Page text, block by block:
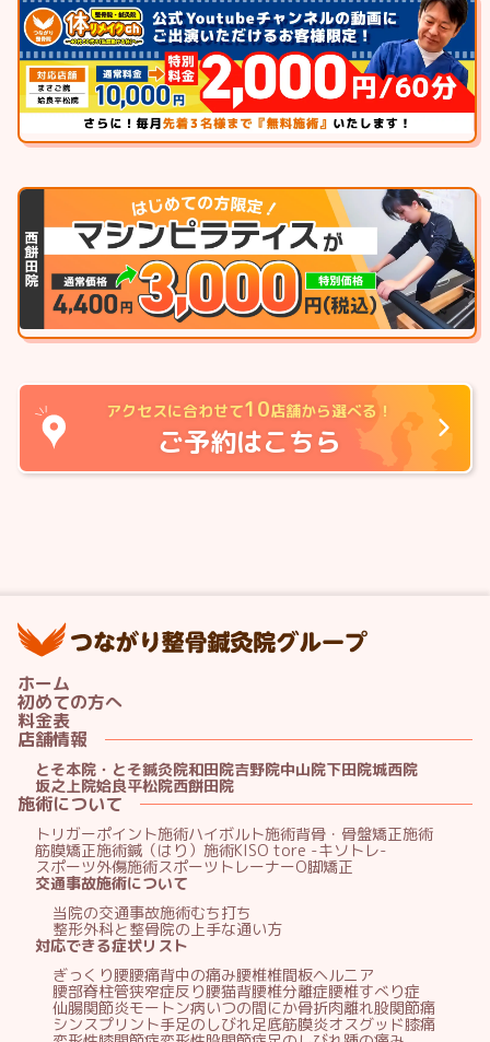
アクセスに合わせて10店舗から選べる！
ご予約はこちら
ホーム
初めての方へ
料金表
店舗情報
とそ本院・とそ鍼灸院和田院吉野院中山院下田院城西院
坂之上院姶良平松院西餅田院
施術について
トリガーポイント施術ハイボルト施術背骨・骨盤矯正施術
筋膜矯正施術鍼（はり）施術KISO tore -キソトレ-
スポーツ外傷施術スポーツトレーナーO脚矯正
交通事故施術について
当院の交通事故施術むち打ち
整形外科と整骨院の上手な通い方
対応できる症状リスト
ぎっくり腰腰痛背中の痛み腰椎椎間板ヘルニア
腰部脊柱管狭窄症反り腰猫背腰椎分離症腰椎すべり症
仙腸関節炎モートン病いつの間にか骨折肉離れ股関節痛
シンスプリント手足のしびれ足底筋膜炎オスグッド膝痛